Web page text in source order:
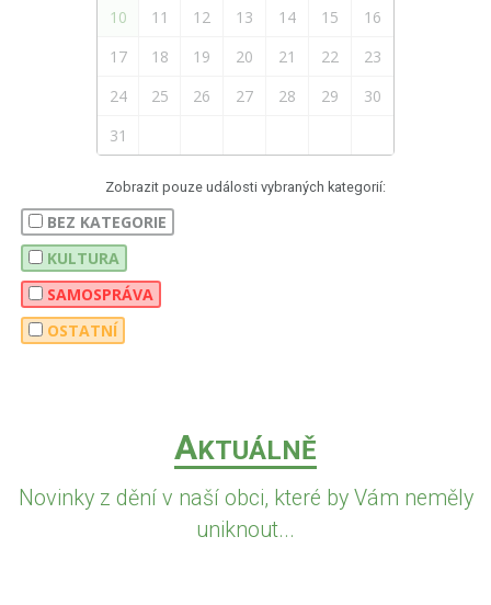
10
11 12 13 14 15
16
17
18 19 20 21 22
23
24
25 26 27 28 29
30
31
Zobrazit pouze události vybraných kategorií:
BEZ KATEGORIE
KULTURA
SAMOSPRÁVA
OSTATNÍ
AKTUÁLNĚ
Novinky z dění v naší obci, které by Vám neměly
uniknout...